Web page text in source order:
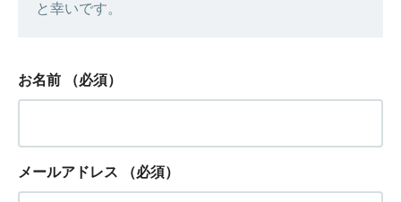
と幸いです。
お名前 （必須）
メールアドレス （必須）